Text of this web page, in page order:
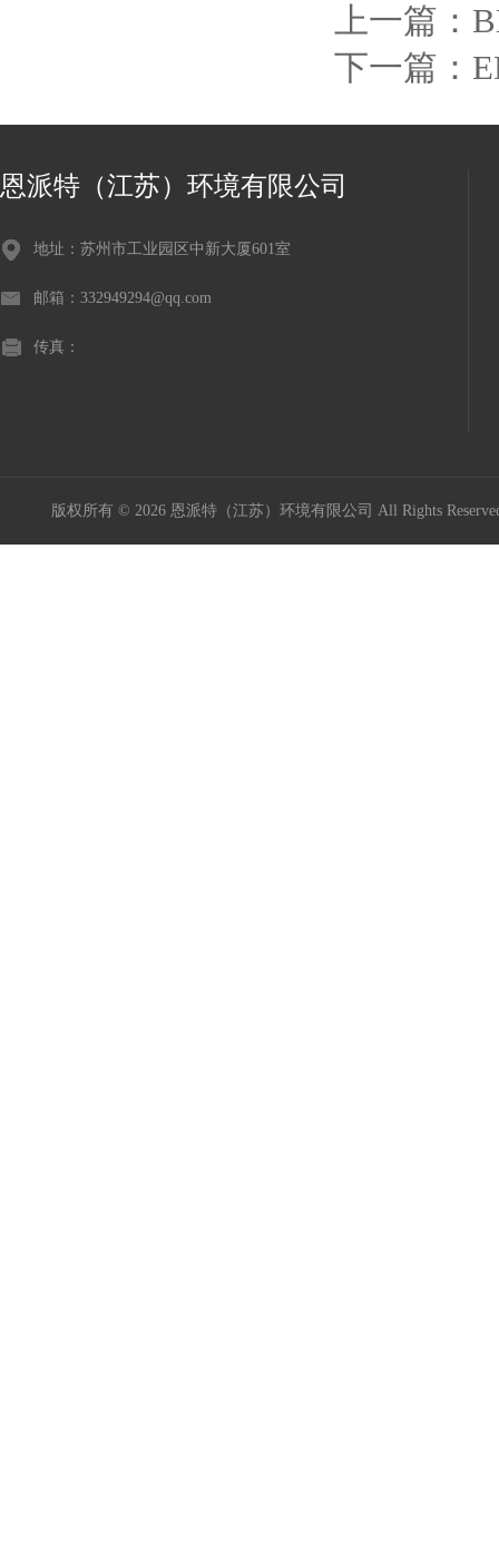
上一篇：
下一篇：
恩派特（江苏）环境有限公司
地址：苏州市工业园区中新大厦601室
邮箱：332949294@qq.com
传真：
版权所有 © 2026 恩派特（江苏）环境有限公司 All Rights